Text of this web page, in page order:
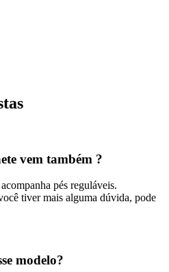
vem também ?
pés reguláveis.
tiver mais alguma dúvida, pode
modelo?